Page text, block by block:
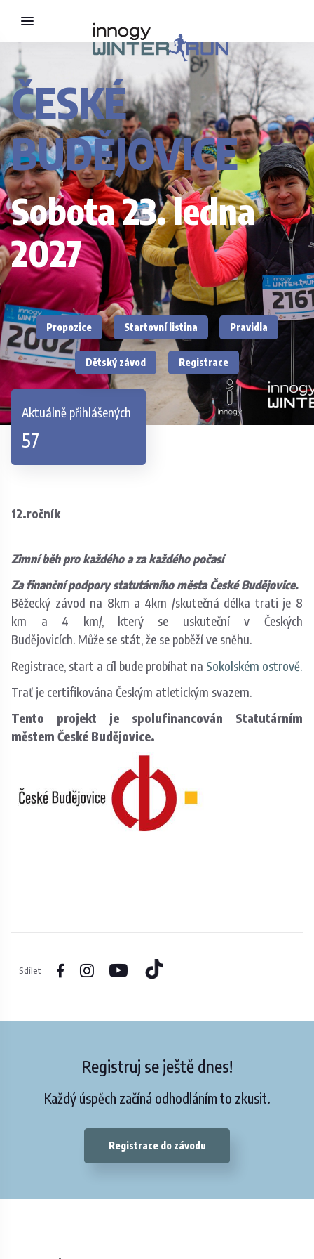
ČESKÉ
BUDĚJOVICE
Sobota 23. ledna
2027
Propozice Startovní listina Pravidla
Dětský závod Registrace
Aktuálně přihlášených
57
12.ročník
Zimní běh pro každého a za každého počasí
Za finanční podpory statutárního města České Budějovice.
Běžecký závod na 8km a 4km /skutečná délka trati je 8
km a 4 km/, který se uskuteční v Českých
Budějovicích. Může se stát, že se poběží ve sněhu.
Registrace, start a cíl bude probíhat na Sokolském ostrově.
Trať je certifikována Českým atletickým svazem.
Tento projekt je spolufinancován Statutárním
městem České Budějovice.
Sdílet
Registruj se ještě dnes!
Každý úspěch začíná odhodláním to zkusit.
Registrace do závodu